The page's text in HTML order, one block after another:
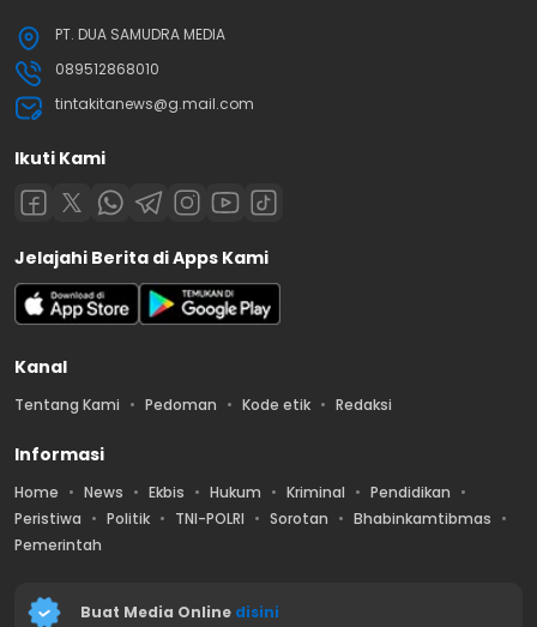
PT. DUA SAMUDRA MEDIA
089512868010
tintakitanews@g.mail.com
Ikuti Kami
Jelajahi Berita di Apps Kami
Kanal
Tentang Kami Pedoman Kode etik Redaksi
Informasi
Home News Ekbis Hukum Kriminal
Pendidikan
Peristiwa
Politik TNI-POLRI Sorotan
Bhabinkamtibmas
Pemerintah
Buat Media Online disini